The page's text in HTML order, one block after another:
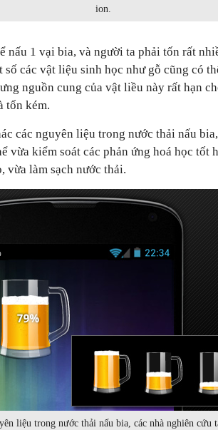
ion.
nấu 1 vại bia, và người ta phải tốn rất
các vật liệu sinh học như gỗ cũng có
nguồn cung của vật liều này rất hạn
tốn kém.
các nguyên liệu trong nước thải nấu
vừa kiểm soát các phản ứng hoá học tốt
vừa làm sạch nước thải.
liệu trong nước thải nấu bia, các nhà nghiên cứu